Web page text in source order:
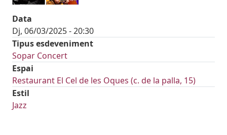
Data
Dj, 06/03/2025 - 20:30
Tipus esdeveniment
Sopar Concert
Espai
Restaurant El Cel de les Oques (c. de la palla, 15)
Estil
Jazz